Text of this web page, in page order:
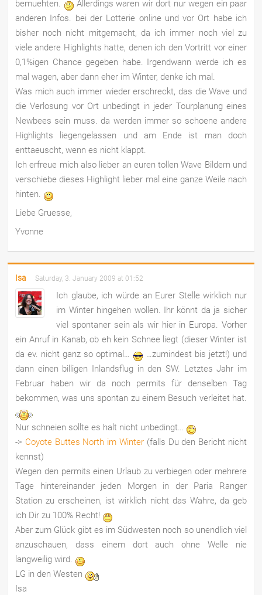
bemuehten.
Allerdings waren wir dort nur wegen ein paar
anderen Infos. bei der Lotterie online und vor Ort habe ich
bisher noch nicht mitgemacht, da ich immer noch viel zu
viele andere Highlights hatte, denen ich den Vortritt vor einer
0,1%igen Chance gegeben habe. Irgendwann werde ich es
mal wagen, aber dann eher im Winter, denke ich mal.
Was mich auch immer wieder erschreckt, das die Wave und
die Verlosung vor Ort unbedingt in jeder Tourplanung eines
Newbees sein muss. da werden immer so schoene andere
Highlights liegengelassen und am Ende ist man doch
enttaeuscht, wenn es nicht klappt.
Ich erfreue mich also lieber an euren tollen Wave Bildern und
verschiebe dieses Highlight lieber mal eine ganze Weile nach
hinten.
Liebe Gruesse,
Yvonne
Isa Saturday, 3. January 2009 at 01:52
Ich glaube, ich würde an Eurer Stelle wirklich nur
im Winter hingehen wollen. Ihr könnt da ja sicher
viel spontaner sein als wir hier in Europa. Vorher
ein Anruf in Kanab, ob eh kein Schnee liegt (dieser Winter ist
da ev. nicht ganz so optimal…
…zumindest bis jetzt!) und
dann einen billigen Inlandsflug in den SW. Letztes Jahr im
Februar haben wir da noch permits für denselben Tag
bekommen, was uns spontan zu einem Besuch verleitet hat.
Nur schneien sollte es halt nicht unbedingt…
-> Coyote Buttes North im Winter (falls Du den Bericht nicht
kennst)
Wegen den permits einen Urlaub zu verbiegen oder mehrere
Tage hintereinander jeden Morgen in der Paria Ranger
Station zu erscheinen, ist wirklich nicht das Wahre, da geb
ich Dir zu 100% Recht!
Aber zum Glück gibt es im Südwesten noch so unendlich viel
anzuschauen, dass einem dort auch ohne Welle nie
langweilig wird.
LG in den Westen
Isa